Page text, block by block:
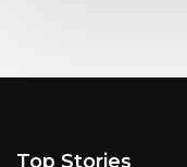
Top Stories